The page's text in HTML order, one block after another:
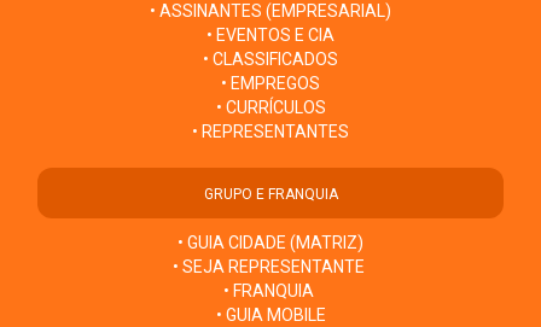
• ASSINANTES (EMPRESARIAL)
• EVENTOS E CIA
• CLASSIFICADOS
• EMPREGOS
• CURRÍCULOS
• REPRESENTANTES
GRUPO E FRANQUIA
• GUIA CIDADE (MATRIZ)
• SEJA REPRESENTANTE
• FRANQUIA
• GUIA MOBILE